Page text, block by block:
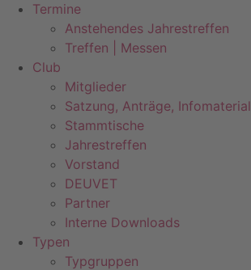
Termine
Anstehendes Jahrestreffen
Treffen | Messen
Club
Mitglieder
Satzung, Anträge, Infomaterial
Stammtische
Jahrestreffen
Vorstand
DEUVET
Partner
Interne Downloads
Typen
Typgruppen